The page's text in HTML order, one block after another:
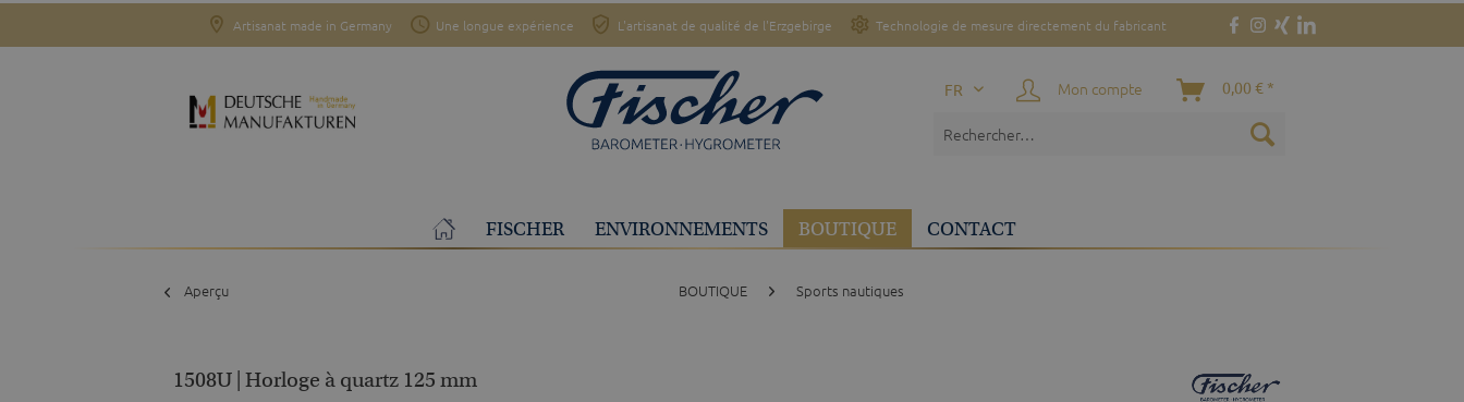
Artisanat made in Germany Une longue expérience L'artisanat de qualité de l'Erzgebirge Technologie de mesure directement du fabricant
FR Mon compte 0,00 € *
FISCHER ENVIRONNEMENTS BOUTIQUE CONTACT
Aperçu BOUTIQUE Sports nautiques
1508U | Horloge à quartz 125 mm